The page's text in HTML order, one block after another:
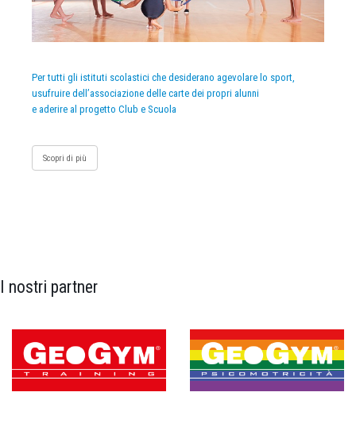
Per tutti gli istituti scolastici che desiderano agevolare lo sport,
usufruire dell’associazione delle carte dei propri alunni
e aderire al progetto Club e Scuola
Scopri di più
I nostri partner